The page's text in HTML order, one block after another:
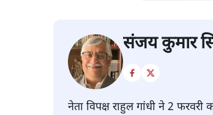
संजय कुमार
नेता विपक्ष राहुल गांधी ने 2